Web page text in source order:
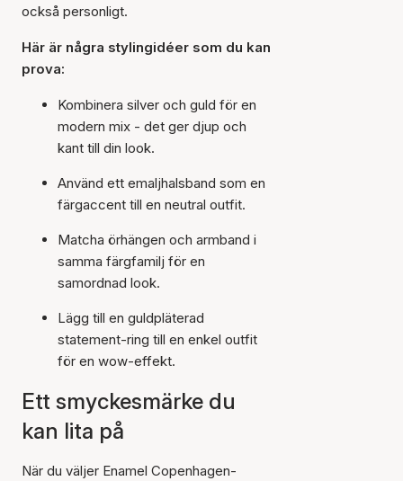
också personligt.
Här är några stylingidéer som du kan
prova:
Kombinera silver och guld för en
modern mix - det ger djup och
kant till din look.
Använd ett emaljhalsband som en
färgaccent till en neutral outfit.
Matcha örhängen och armband i
samma färgfamilj för en
samordnad look.
Lägg till en guldpläterad
statement-ring till en enkel outfit
för en wow-effekt.
Ett smyckesmärke du
kan lita på
När du väljer Enamel Copenhagen-